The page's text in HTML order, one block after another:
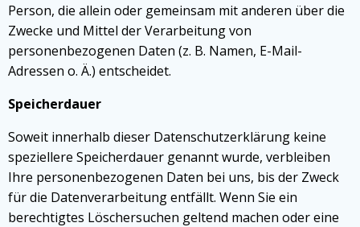
Person, die allein oder gemeinsam mit anderen über die
Zwecke und Mittel der Verarbeitung von
personenbezogenen Daten (z. B. Namen, E-Mail-
Adressen o. Ä.) entscheidet.
Speicherdauer
Soweit innerhalb dieser Datenschutzerklärung keine
speziellere Speicherdauer genannt wurde, verbleiben
Ihre personenbezogenen Daten bei uns, bis der Zweck
für die Datenverarbeitung entfällt. Wenn Sie ein
berechtigtes Löschersuchen geltend machen oder eine